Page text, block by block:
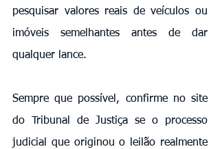
pesquisar valores reais de veículos ou
imóveis semelhantes antes de dar
qualquer lance.
Sempre que possível, confirme no site
do Tribunal de Justiça se o processo
judicial que originou o leilão realmente